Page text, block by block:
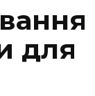
для